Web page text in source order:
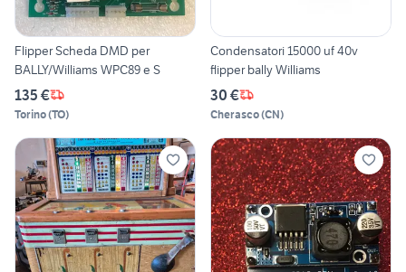
Flipper Scheda DMD per
BALLY/Williams WPC89 e S
135 €
Torino(TO)
Condensatori 15000 uf 40v
flipper bally Williams
30 €
Cherasco(CN)